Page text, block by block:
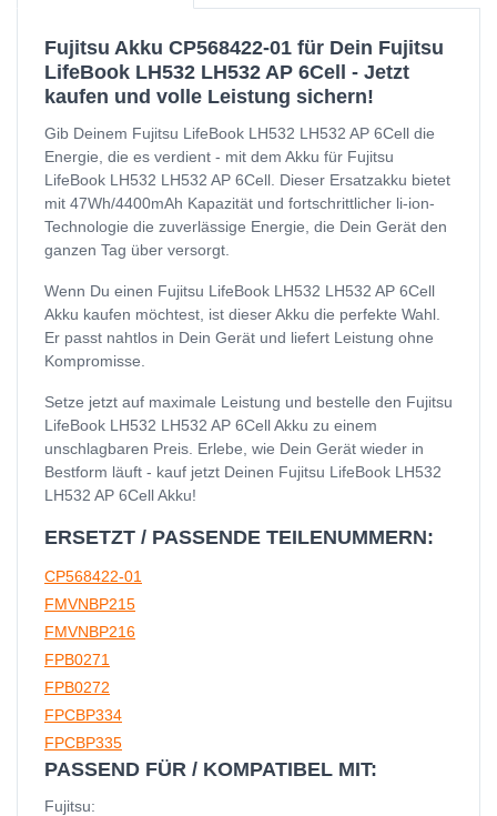
Fujitsu Akku CP568422-01 für Dein Fujitsu
LifeBook LH532 LH532 AP 6Cell - Jetzt
kaufen und volle Leistung sichern!
Gib Deinem Fujitsu LifeBook LH532 LH532 AP 6Cell die
Energie, die es verdient - mit dem Akku für Fujitsu
LifeBook LH532 LH532 AP 6Cell. Dieser Ersatzakku bietet
mit 47Wh/4400mAh Kapazität und fortschrittlicher li-ion-
Technologie die zuverlässige Energie, die Dein Gerät den
ganzen Tag über versorgt.
Wenn Du einen Fujitsu LifeBook LH532 LH532 AP 6Cell
Akku kaufen möchtest, ist dieser Akku die perfekte Wahl.
Er passt nahtlos in Dein Gerät und liefert Leistung ohne
Kompromisse.
Setze jetzt auf maximale Leistung und bestelle den Fujitsu
LifeBook LH532 LH532 AP 6Cell Akku zu einem
unschlagbaren Preis. Erlebe, wie Dein Gerät wieder in
Bestform läuft - kauf jetzt Deinen Fujitsu LifeBook LH532
LH532 AP 6Cell Akku!
ERSETZT / PASSENDE TEILENUMMERN:
CP568422-01
FMVNBP215
FMVNBP216
FPB0271
FPB0272
FPCBP334
FPCBP335
PASSEND FÜR / KOMPATIBEL MIT:
Fujitsu: